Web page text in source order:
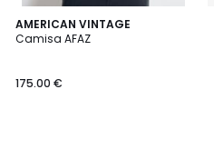
AMERICAN VINTAGE
Camisa AFAZ
175.00 €